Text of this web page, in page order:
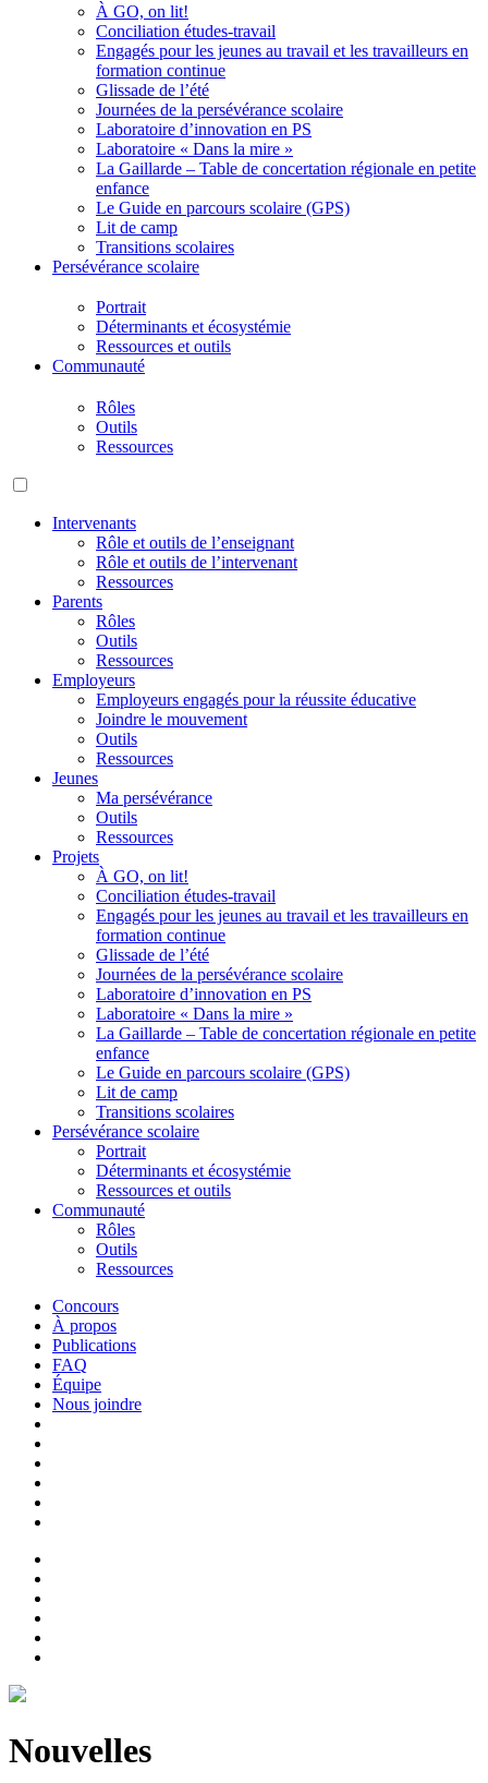
À GO, on lit!
Conciliation études-travail
Engagés pour les jeunes au travail et les travailleurs en
formation continue
Glissade de l’été
Journées de la persévérance scolaire
Laboratoire d’innovation en PS
Laboratoire « Dans la mire »
La Gaillarde – Table de concertation régionale en petite
enfance
Le Guide en parcours scolaire (GPS)
Lit de camp
Transitions scolaires
Persévérance scolaire
Portrait
Déterminants et écosystémie
Ressources et outils
Communauté
Rôles
Outils
Ressources
Intervenants
Rôle et outils de l’enseignant
Rôle et outils de l’intervenant
Ressources
Parents
Rôles
Outils
Ressources
Employeurs
Employeurs engagés pour la réussite éducative
Joindre le mouvement
Outils
Ressources
Jeunes
Ma persévérance
Outils
Ressources
Projets
À GO, on lit!
Conciliation études-travail
Engagés pour les jeunes au travail et les travailleurs en
formation continue
Glissade de l’été
Journées de la persévérance scolaire
Laboratoire d’innovation en PS
Laboratoire « Dans la mire »
La Gaillarde – Table de concertation régionale en petite
enfance
Le Guide en parcours scolaire (GPS)
Lit de camp
Transitions scolaires
Persévérance scolaire
Portrait
Déterminants et écosystémie
Ressources et outils
Communauté
Rôles
Outils
Ressources
Concours
À propos
Publications
FAQ
Équipe
Nous joindre
Nouvelles